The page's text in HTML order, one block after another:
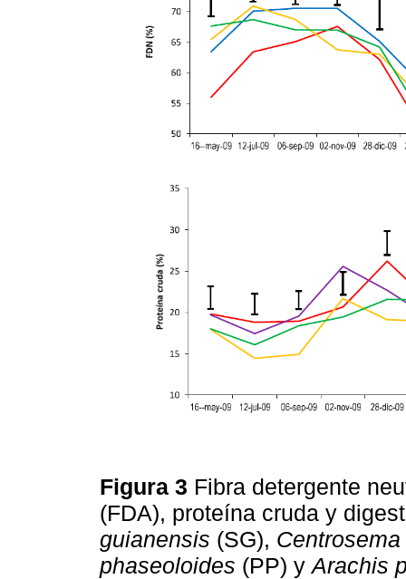
Figura 3 Fibra detergente
(FDA), proteína cruda y
guianensis (SG),
phaseoloides (PP) yArachis